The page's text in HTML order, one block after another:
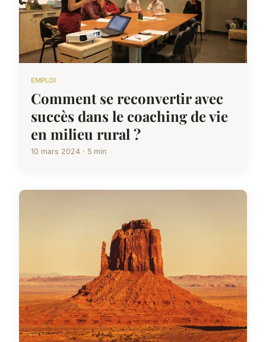
EMPLOI
Comment se reconvertir avec
succès dans le coaching de vie
en milieu rural ?
10 mars 2024 · 5 min